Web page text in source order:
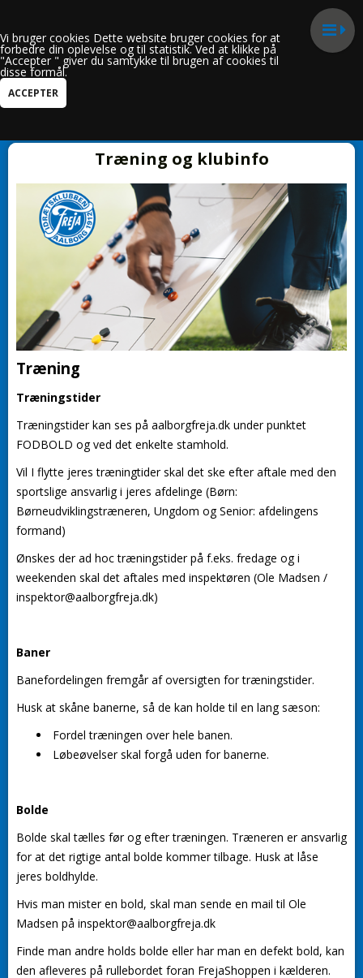
Træning og klubinfo
Træning
Træningstider
Træningstider kan ses på aalborgfreja.dk under punktet
FODBOLD og ved det enkelte stamhold.
Vil I flytte jeres træningtider skal det ske efter aftale med den
sportslige ansvarlig i jeres afdelinge (Børn:
Børneudviklingstræneren, Ungdom og Senior: afdelingens
formand)
Ønskes der ad hoc træningstider på f.eks. fredage og i
weekenden skal det aftales med inspektøren (Ole Madsen /
inspektor@aalborgfreja.dk)
Baner
Banefordelingen fremgår af oversigten for træningstider.
Husk at skåne banerne, så de kan holde til en lang sæson:
Fordel træningen over hele banen.
Løbeøvelser skal forgå uden for banerne.
Bolde
Bolde skal tælles før og efter træningen. Træneren er ansvarlig
for at det rigtige antal bolde kommer tilbage. Husk at låse
jeres boldhylde.
Hvis man mister en bold, skal man sende en mail til Ole
Madsen på inspektor@aalborgfreja.dk
Finde man andre holds bolde eller har man en defekt bold, kan
den afleveres på rullebordet foran FrejaShoppen i kælderen.
Vi bruger cookies Dette website bruger cookies for at
forbedre din oplevelse og til statistik. Ved at klikke på
"Accepter " giver du samtykke til brugen af cookies til
disse formål.